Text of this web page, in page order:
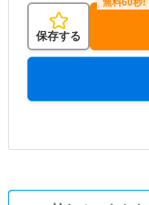
保存する